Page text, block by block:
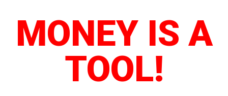
MONEY IS A
TOOL!